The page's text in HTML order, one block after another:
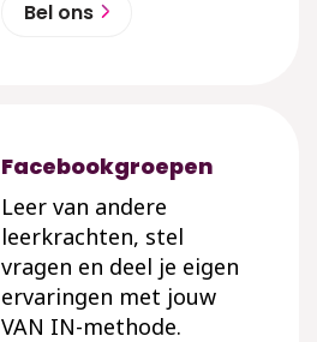
Bel ons
Facebookgroepen
Leer van andere
leerkrachten, stel
vragen en deel je eigen
ervaringen met jouw
VAN IN-methode.